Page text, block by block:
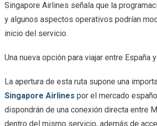
Singapore Airlines señala que la
y algunos aspectos operativos podrían
inicio del servicio.
Una nueva opción para viajar entre España
La apertura de esta ruta supone una
Singapore Airlines por el mercado
dispondrán de una conexión directa entre
dentro del mismo servicio, además de